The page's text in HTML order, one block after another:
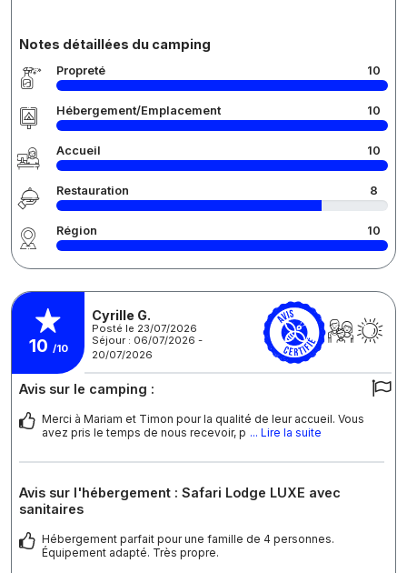
Notes détaillées du camping
Propreté 10
Hébergement/Emplacement 10
Accueil 10
Restauration 8
Région 10
10 /10
Cyrille G.
Posté le 23/07/2026
Séjour : 06/07/2026 -
20/07/2026
Avis sur le camping :
Merci à Mariam et Timon pour la qualité de leur accueil. Vous
avez pris le temps de nous recevoir, p ... Lire la suite
Avis sur l'hébergement : Safari Lodge LUXE avec
sanitaires
Hébergement parfait pour une famille de 4 personnes.
Équipement adapté. Très propre.